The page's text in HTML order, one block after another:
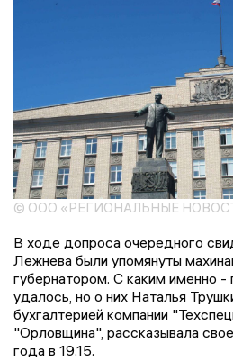
© ООО «РЕГИОНАЛЬНЫЕ
В ходе допроса очередного
Лежнева были упомянуты
губернатором. С каким именно -
удалось, но о них Наталья
бухгалтерией компании
"Орловщина", рассказывала
года в 19.15.